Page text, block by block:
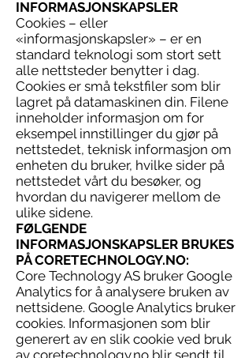
INFORMASJONSKAPSLER
Cookies – eller
«informasjonskapsler» – er en
standard teknologi som stort sett
alle nettsteder benytter i dag.
Cookies er små tekstfiler som blir
lagret på datamaskinen din. Filene
inneholder informasjon om for
eksempel innstillinger du gjør på
nettstedet, teknisk informasjon om
enheten du bruker, hvilke sider på
nettstedet vårt du besøker, og
hvordan du navigerer mellom de
ulike sidene.
FØLGENDE
INFORMASJONSKAPSLER BRUKES
PÅ CORETECHNOLOGY.NO:
Core Technology AS bruker Google
Analytics for å analysere bruken av
nettsidene. Google Analytics bruker
cookies. Informasjonen som blir
generert av en slik cookie ved bruk
av coretechnology.no blir sendt til